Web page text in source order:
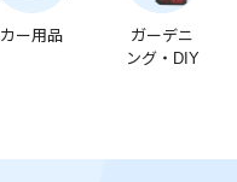
カー用品
ガーデニ
ング・DIY